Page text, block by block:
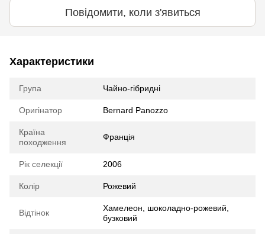
Повідомити, коли з'явиться
Характеристики
Група Чайно-гібридні
Оригінатор Bernard Panozzo
Країна
походження
Франція
Рік селекції 2006
Колір Рожевий
Відтінок
Хамелеон, шоколадно-рожевий,
бузковий